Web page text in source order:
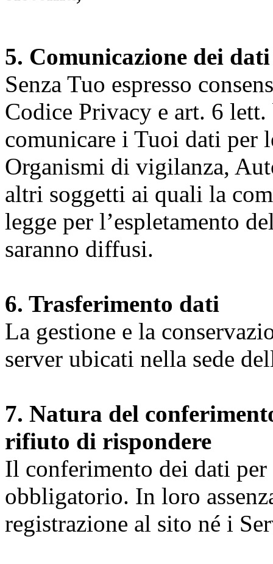
5. Comunicazione dei dati
Senza Tuo espresso
Codice Privacy e art. 6
comunicare i Tuoi dati per
Organismi di vigilanza,
altri soggetti ai quali la
legge per l’espletamento
saranno diffusi.
6. Trasferimento dati
La gestione e la
server ubicati nella sede
7. Natura del
rifiuto di rispondere
Il conferimento dei dati
obbligatorio. In loro
registrazione al sito né i